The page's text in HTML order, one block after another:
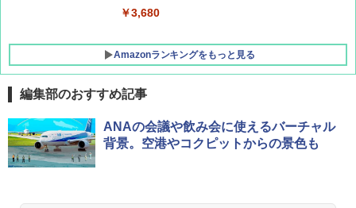
￥3,680
Amazonランキングをもっと見る
編集部のおすすめ記事
ANAの会議や飲み会に使えるバーチャル
背景。空港やコクピットからの景色も